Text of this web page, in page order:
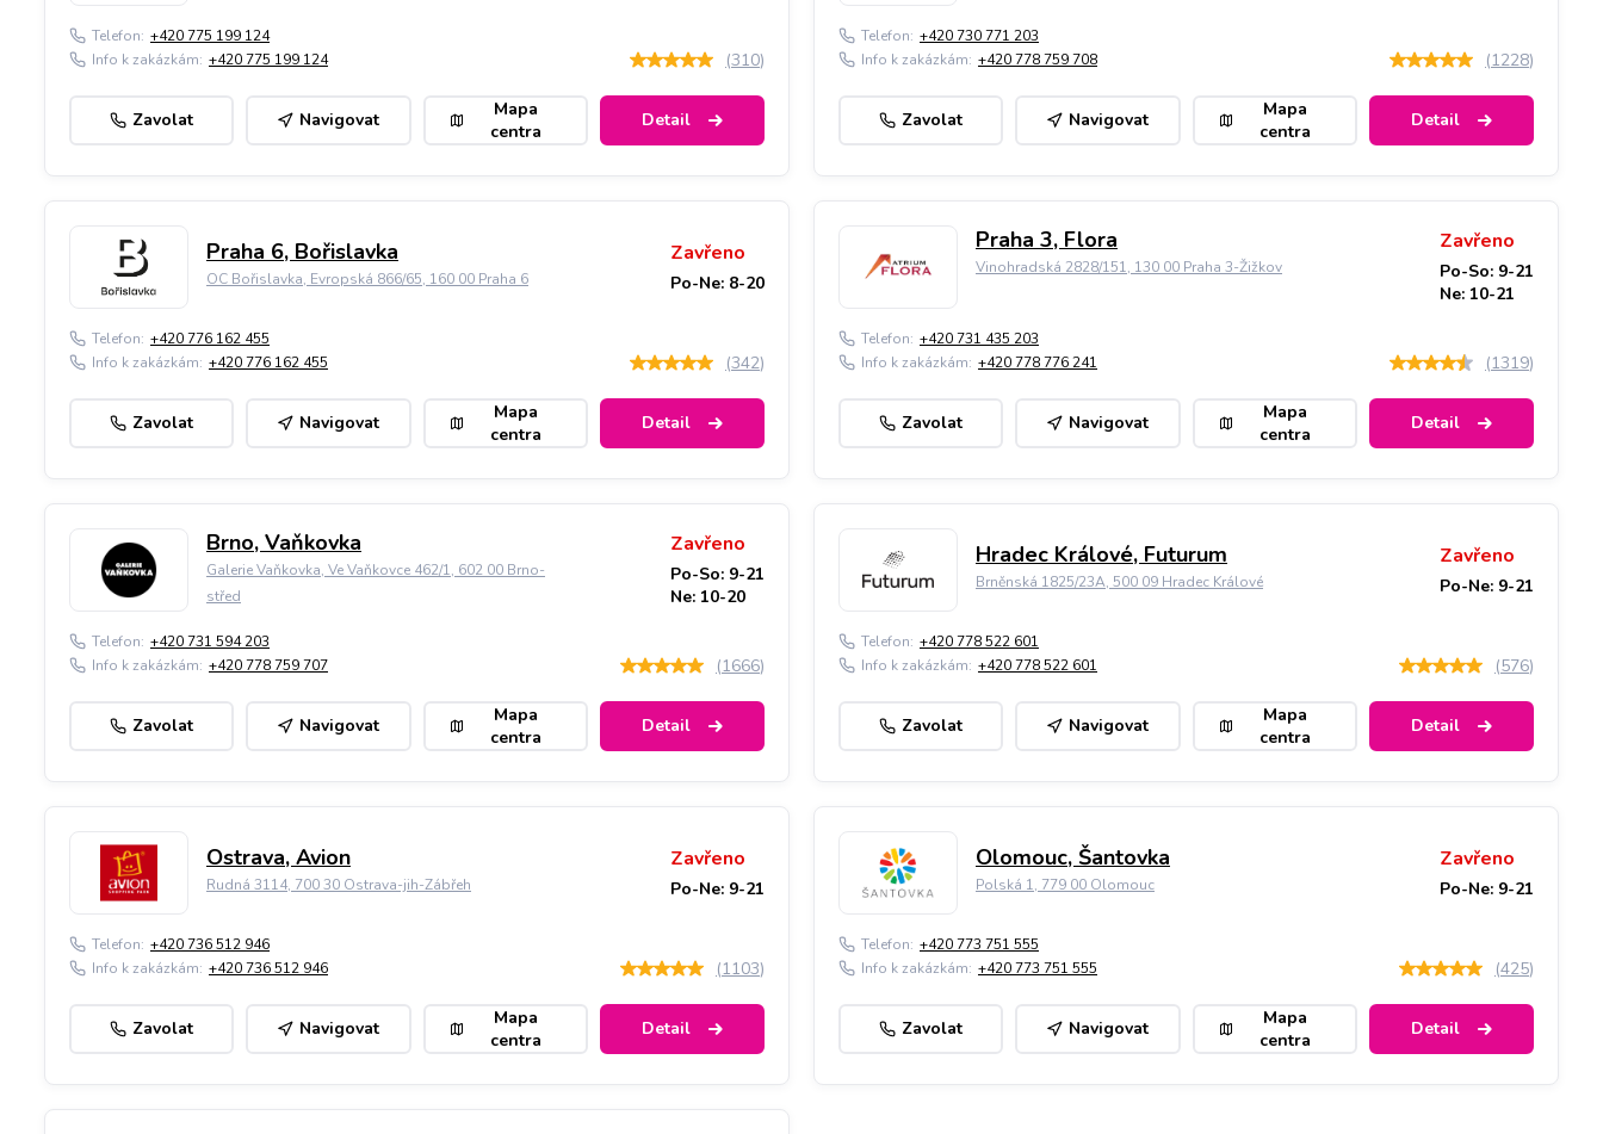
Telefon: +420 775 199 124
Info k zakázkám: +420 775 199 124 (310)
Zavolat Navigovat
Mapa
centra
Detail
Telefon: +420 730 771 203
Info k zakázkám: +420 778 759 708 (1228)
Zavolat Navigovat
Mapa
centra
Detail
Praha 6, Bořislavka
OC Bořislavka, Evropská 866/65, 160 00 Praha 6
Zavřeno
Po-Ne: 8-20
Telefon: +420 776 162 455
Info k zakázkám: +420 776 162 455 (342)
Zavolat Navigovat
Mapa
centra
Detail
Praha 3, Flora
Vinohradská 2828/151, 130 00 Praha 3-Žižkov
Zavřeno
Po-So: 9-21
Ne: 10-21
Telefon: +420 731 435 203
Info k zakázkám: +420 778 776 241 (1319)
Zavolat Navigovat
Mapa
centra
Detail
Brno, Vaňkovka
Galerie Vaňkovka, Ve Vaňkovce 462/1, 602 00 Brno-
střed
Zavřeno
Po-So: 9-21
Ne: 10-20
Telefon: +420 731 594 203
Info k zakázkám: +420 778 759 707 (1666)
Zavolat Navigovat
Mapa
centra
Detail
Hradec Králové, Futurum
Brněnská 1825/23A, 500 09 Hradec Králové
Zavřeno
Po-Ne: 9-21
Telefon: +420 778 522 601
Info k zakázkám: +420 778 522 601 (576)
Zavolat Navigovat
Mapa
centra
Detail
Ostrava, Avion
Rudná 3114, 700 30 Ostrava-jih-Zábřeh
Zavřeno
Po-Ne: 9-21
Telefon: +420 736 512 946
Info k zakázkám: +420 736 512 946 (1103)
Zavolat Navigovat
Mapa
centra
Detail
Olomouc, Šantovka
Polská 1, 779 00 Olomouc
Zavřeno
Po-Ne: 9-21
Telefon: +420 773 751 555
Info k zakázkám: +420 773 751 555 (425)
Zavolat Navigovat
Mapa
centra
Detail